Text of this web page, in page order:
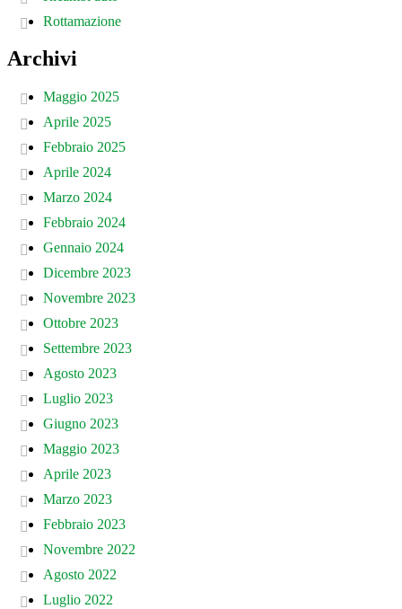
Rottamazione
Archivi
Maggio 2025
Aprile 2025
Febbraio 2025
Aprile 2024
Marzo 2024
Febbraio 2024
Gennaio 2024
Dicembre 2023
Novembre 2023
Ottobre 2023
Settembre 2023
Agosto 2023
Luglio 2023
Giugno 2023
Maggio 2023
Aprile 2023
Marzo 2023
Febbraio 2023
Novembre 2022
Agosto 2022
Luglio 2022